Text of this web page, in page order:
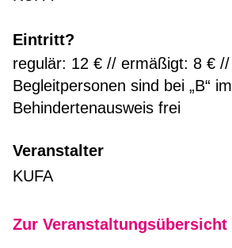
Eintritt?
regulär: 12 € // ermäßigt: 8 € //
Begleitpersonen sind bei „B“ im
Behindertenausweis frei
Veranstalter
KUFA
Zur Veranstaltungsübersicht